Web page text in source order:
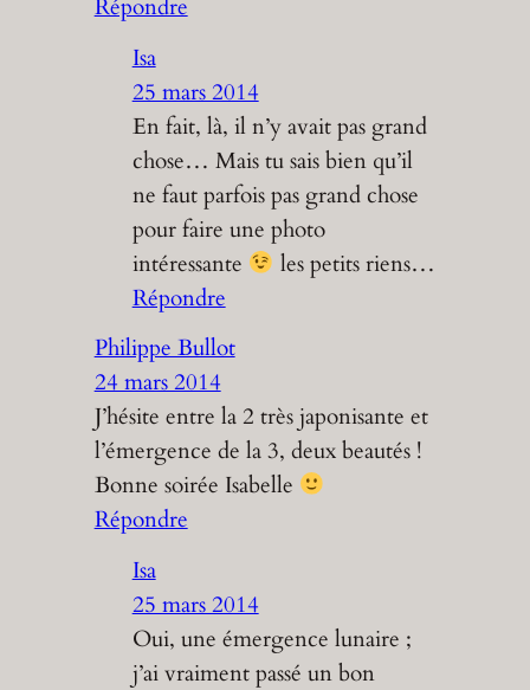
Répondre
Isa
25 mars 2014
En fait, là, il n’y avait pas grand
chose… Mais tu sais bien qu’il
ne faut parfois pas grand chose
pour faire une photo
intéressante
les petits riens…
Répondre
Philippe Bullot
24 mars 2014
J’hésite entre la 2 très japonisante et
l’émergence de la 3, deux beautés !
Bonne soirée Isabelle
Répondre
Isa
25 mars 2014
Oui, une émergence lunaire ;
j’ai vraiment passé un bon